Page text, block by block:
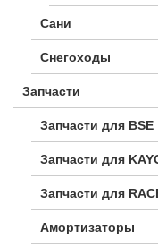
Сани
Снегоходы
Запчасти
Запчасти для BSE
Запчасти для
Запчасти для
Амортизаторы